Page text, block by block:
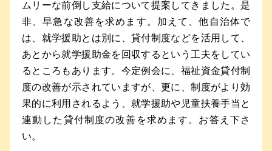
ムリーな前倒し支給について提案してきました。是
非、早急な改善を求めます。加えて、他自治体で
は、就学援助とは別に、貸付制度などを活用して、
あとから就学援助金を回収するという工夫をしてい
るところもあります。今定例会に、福祉資金貸付制
度の改善が示されていますが、更に、制度がより効
果的に利用されるよう、就学援助や児童扶養手当と
連動した貸付制度の改善を求めます。お答え下さ
い。